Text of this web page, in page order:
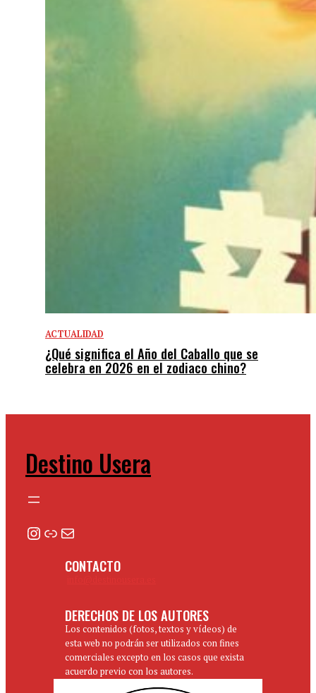
ACTUALIDAD
¿Qué significa el Año del Caballo que se
celebra en 2026 en el zodiaco chino?
Destino Usera
Instagram Enlace Correo electrónico
CONTACTO
DERECHOS DE LOS AUTORES
Los contenidos (fotos, textos y vídeos) de
esta web no podrán ser utilizados con fines
comerciales excepto en los casos que exista
acuerdo previo con los autores.